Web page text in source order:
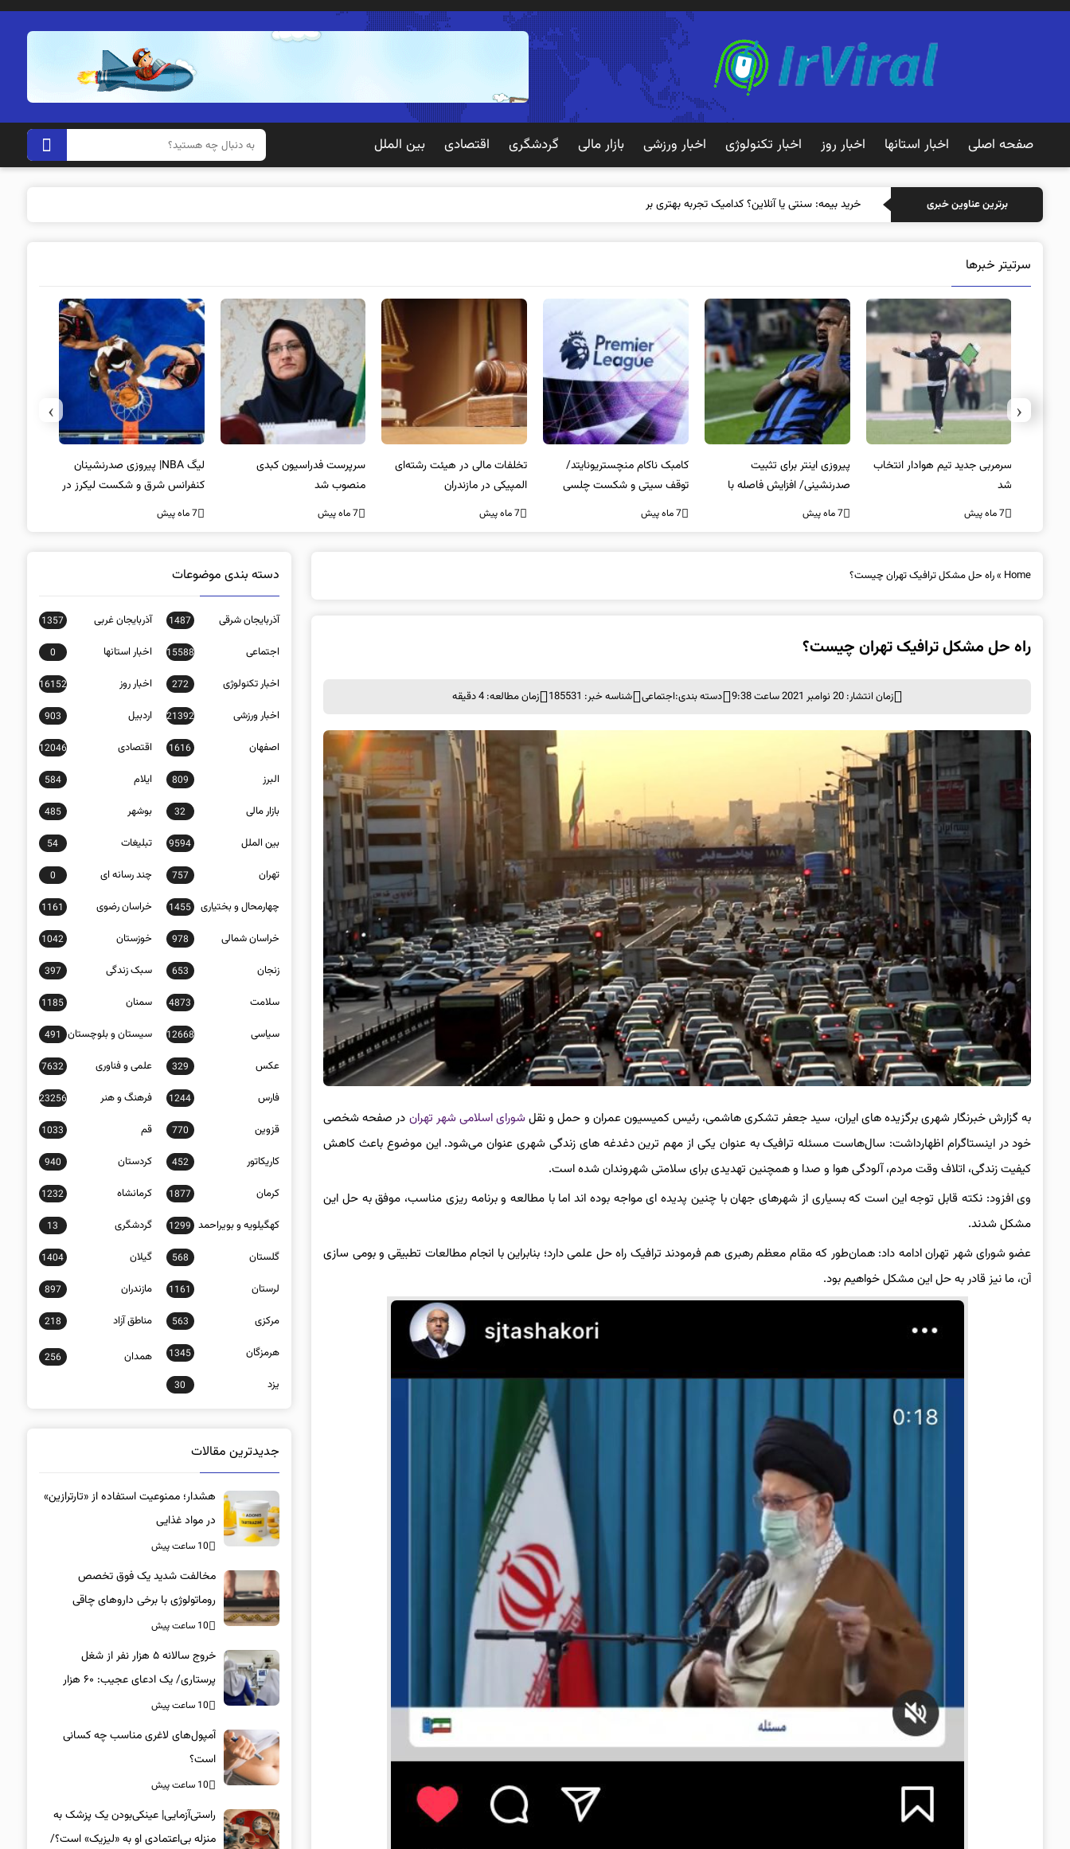
صفحه اصلی اخبار استانها اخبار روز اخبار تکنولوژی اخبار ورزشی بازار مالی گردشگری اقتصادی بین الملل
برترین عناوین خبری خرید بیمه: سنتی یا آنلاین؟ کدامیک تجربه بهتری برای مشتریان ایجاد می‌کند؟
سرتیتر خبرها
سرمربی جدید تیم هوادار انتخاب
شد
7 ماه پیش
پیروزی اینتر برای تثبیت
صدرنشینی/ افزایش فاصله با
ناپولی
7 ماه پیش
کامبک ناکام منچستریونایتد/
توقف سیتی و شکست چلسی
7 ماه پیش
تخلفات مالی در هیئت رشته‌ای
المپیکی در مازندران
7 ماه پیش
سرپرست فدراسیون کبدی
منصوب شد
7 ماه پیش
لیگ NBA| پیروزی صدرنشینان
کنفرانس شرق و شکست لیکرز در
غیاب جیمز
7 ماه پیش
‹
›
Home
»راه حل مشکل ترافیک تهران چیست؟
راه حل مشکل ترافیک تهران چیست؟
زمان انتشار: 20 نوامبر 2021 ساعت 9:38 دسته بندی:اجتماعی شناسه خبر: 185531 زمان مطالعه: 4 دقیقه
به گزارش خبرنگار شهری برگزیده های ایران، سید جعفر تشکری هاشمی، رئیس کمیسیون عمران و حمل و نقل شورای اسلامی شهر تهران در صفحه شخصی
خود در اینستاگرام اظهارداشت: سال‌هاست مسئله ترافیک به عنوان یکی از مهم ترین دغدغه های زندگی شهری عنوان می‌شود. این موضوع باعث کاهش
کیفیت زندگی، اتلاف وقت مردم، آلودگی هوا و صدا و همچنین تهدیدی برای سلامتی شهروندان شده است.
وی افزود: نکته قابل توجه این است که بسیاری از شهرهای جهان با چنین پدیده ای مواجه بوده اند اما با مطالعه و برنامه ریزی مناسب، موفق به حل این
مشکل شدند.
عضو شورای شهر تهران ادامه داد: ‏‎همان‌طور که مقام معظم رهبری هم فرمودند ترافیک راه حل علمی دارد؛ بنابراین با انجام مطالعات تطبیقی و بومی سازی
آن، ما نیز قادر به حل این مشکل خواهیم بود.
دسته بندی موضوعات
آذربایجان شرقی 1487 آذربایجان غربی 1357
اجتماعی 15588 اخبار استانها 0
اخبار تکنولوژی 272 اخبار روز 16152
اخبار ورزشی 21392 اردبیل 903
اصفهان 1616 اقتصادی 12046
البرز 809 ایلام 584
بازار مالی 32 بوشهر 485
بین الملل 9594 تبلیغات 54
تهران 757 چند رسانه ای 0
چهارمحال و بختیاری 1455 خراسان رضوی 1161
خراسان شمالی 978 خوزستان 1042
زنجان 653 سبک زندگی 397
سلامت 4873 سمنان 1185
سیاسی 12668 سیستان و بلوچستان 491
عکس 329 علمی و فناوری 7632
فارس 1244 فرهنگ و هنر 23256
قزوین 770 قم 1033
کاریکاتور 452 کردستان 940
کرمان 1877 کرمانشاه 1232
کهگیلویه و بویراحمد 1299 گردشگری 13
گلستان 568 گیلان 1404
لرستان 1161 مازندران 897
مرکزی 563 مناطق آزاد 218
هرمزگان 1345 همدان 256
یزد 30
جدیدترین مقالات
هشدار؛ ممنوعیت استفاده از «تارترازین»
در مواد غذایی
10 ساعت پیش
مخالفت شدید یک فوق تخصص
روماتولوژی با برخی داروهای چاقی
10 ساعت پیش
خروج سالانه ۵ هزار نفر از شغل
پرستاری/ یک ادعای عجیب: ۶۰ هزار
پرستار خانه‌نشین شدند؟
10 ساعت پیش
آمپول‌های لاغری مناسب چه کسانی
است؟
10 ساعت پیش
راستی‌آزمایی| عینکی‌بودن یک پزشک به
منزله بی‌اعتمادی او به «لیزیک» است؟/